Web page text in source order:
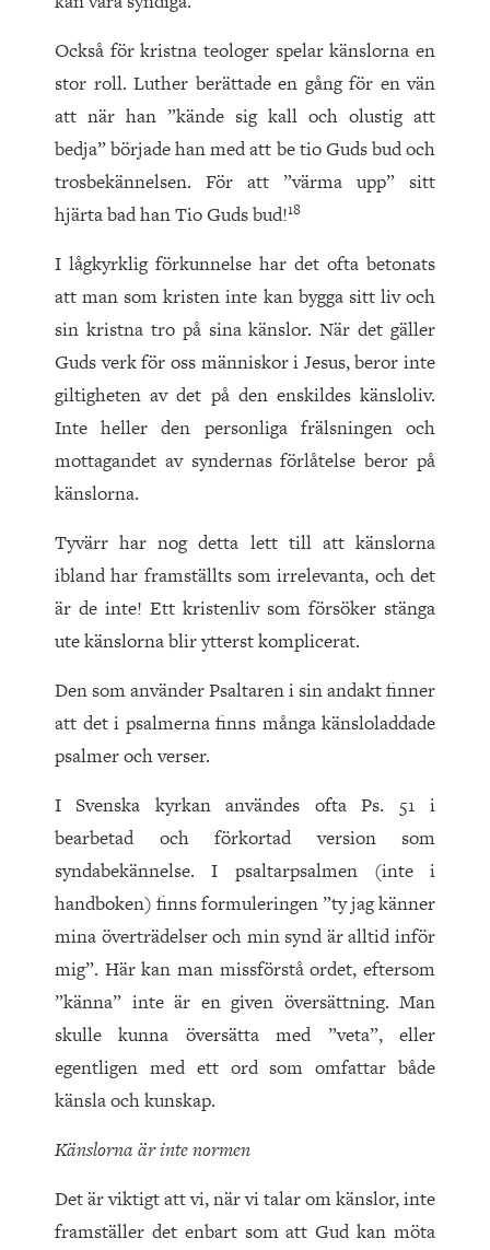
Också för kristna teologer spelar känslorna en
stor roll. Luther berättade en gång för en vän
att när han ”kände sig kall och olustig att
bedja” började han med att be tio Guds bud och
trosbekännelsen. För att ”värma upp” sitt
hjärta bad han Tio Guds bud!18
I lågkyrklig förkunnelse har det ofta betonats
att man som kristen inte kan bygga sitt liv och
sin kristna tro på sina känslor. När det gäller
Guds verk för oss människor i Jesus, beror inte
giltigheten av det på den enskildes känsloliv.
Inte heller den personliga frälsningen och
mottagandet av syndernas förlåtelse beror på
känslorna.
Tyvärr har nog detta lett till att känslorna
ibland har framställts som irrelevanta, och det
är de inte! Ett kristenliv som försöker stänga
ute känslorna blir ytterst komplicerat.
Den som använder Psaltaren i sin andakt finner
att det i psalmerna finns många känsloladdade
psalmer och verser.
I Svenska kyrkan användes ofta Ps. 51 i
bearbetad och förkortad version som
syndabekännelse. I psaltarpsalmen (inte i
handboken) finns formuleringen ”ty jag känner
mina överträdelser och min synd är alltid inför
mig”. Här kan man missförstå ordet, eftersom
”känna” inte är en given översättning. Man
skulle kunna översätta med ”veta”, eller
egentligen med ett ord som omfattar både
känsla och kunskap.
Känslorna är inte normen
Det är viktigt att vi, när vi talar om känslor, inte
framställer det enbart som att Gud kan möta